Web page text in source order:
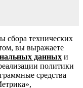
сбора технических
вы выражаете
данных и
политики
средства